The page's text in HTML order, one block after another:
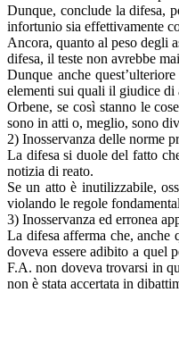
Dunque, conclude la difesa,
infortunio sia effettivamente
Ancora, quanto al peso degli
difesa, il teste non avrebbe
Dunque anche
elementi sui quali il giudice
Orbene, se così stanno le
sono in atti o, meglio, sono
2) Inosservanza delle norme
La difesa si duole del fatto
notizia di reato.
Se un atto è inutilizzabile,
violando le regole
3) Inosservanza ed erronea
La difesa afferma che, anche
doveva essere adibito a quel
F.A. non doveva trovarsi in
non è stata accertata in